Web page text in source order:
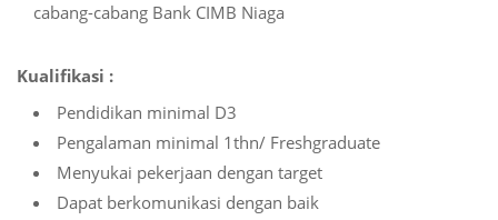
cabang-cabang Bank CIMB Niaga
Kualifikasi :
Pendidikan minimal D3
Pengalaman minimal 1thn/ Freshgraduate
Menyukai pekerjaan dengan target
Dapat berkomunikasi dengan baik